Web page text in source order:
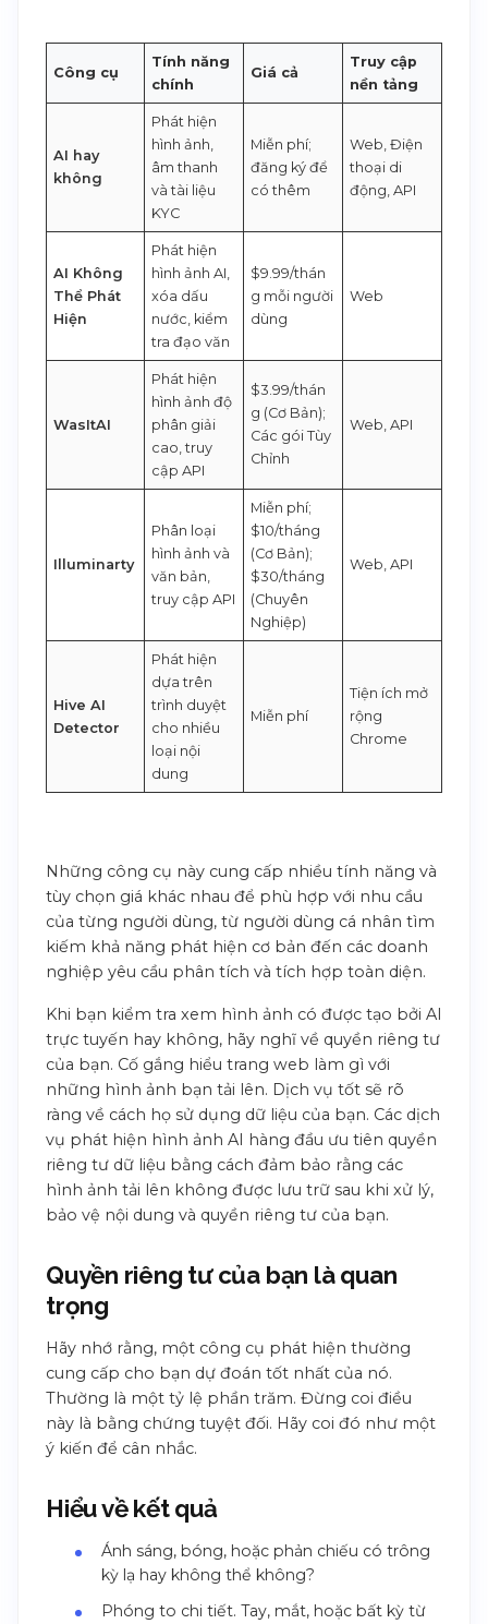
Công cụ
Tính năng
chính
Giá cả
Truy cập
nền tảng
AI hay
không
Phát hiện
hình ảnh,
âm thanh
và tài liệu
KYC
Miễn phí;
đăng ký để
có thêm
Web, Điện
thoại di
động, API
AI Không
Thể Phát
Hiện
Phát hiện
hình ảnh AI,
xóa dấu
nước, kiểm
tra đạo văn
$9.99/thán
g mỗi người
dùng
Web
WasItAI
Phát hiện
hình ảnh độ
phân giải
cao, truy
cập API
$3.99/thán
g (Cơ Bản);
Các gói Tùy
Chỉnh
Web, API
Illuminarty
Phân loại
hình ảnh và
văn bản,
truy cập API
Miễn phí;
$10/tháng
(Cơ Bản);
$30/tháng
(Chuyên
Nghiệp)
Web, API
Hive AI
Detector
Phát hiện
dựa trên
trình duyệt
cho nhiều
loại nội
dung
Miễn phí
Tiện ích mở
rộng
Chrome
Những công cụ này cung cấp nhiều tính năng và
tùy chọn giá khác nhau để phù hợp với nhu cầu
của từng người dùng, từ người dùng cá nhân tìm
kiếm khả năng phát hiện cơ bản đến các doanh
nghiệp yêu cầu phân tích và tích hợp toàn diện.
Khi bạn kiểm tra xem hình ảnh có được tạo bởi AI
trực tuyến hay không, hãy nghĩ về quyền riêng tư
của bạn. Cố gắng hiểu trang web làm gì với
những hình ảnh bạn tải lên. Dịch vụ tốt sẽ rõ
ràng về cách họ sử dụng dữ liệu của bạn. Các dịch
vụ phát hiện hình ảnh AI hàng đầu ưu tiên quyền
riêng tư dữ liệu bằng cách đảm bảo rằng các
hình ảnh tải lên không được lưu trữ sau khi xử lý,
bảo vệ nội dung và quyền riêng tư của bạn.
Quyền riêng tư của bạn là quan
trọng
Hãy nhớ rằng, một công cụ phát hiện thường
cung cấp cho bạn dự đoán tốt nhất của nó.
Thường là một tỷ lệ phần trăm. Đừng coi điều
này là bằng chứng tuyệt đối. Hãy coi đó như một
ý kiến để cân nhắc.
Hiểu về kết quả
Ánh sáng, bóng, hoặc phản chiếu có trông
kỳ lạ hay không thể không?
Phóng to chi tiết. Tay, mắt, hoặc bất kỳ từ